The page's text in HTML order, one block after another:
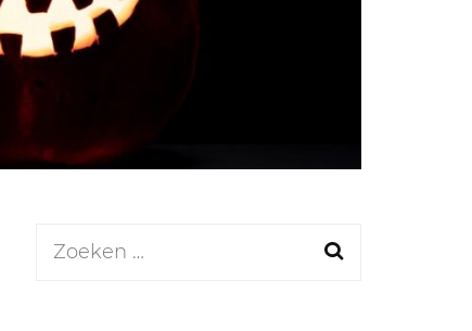
Zoeken